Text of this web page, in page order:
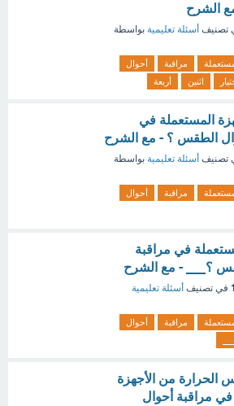
الشرح
تصنيف أسئلة تعليمية بواسطة
مراقبة
أحوال
اثنين أربعة
المستعملة في
الطقس ؟ - مع الشرح
تصنيف أسئلة تعليمية بواسطة
مراقبة
أحوال
في مراقبة
؟___ - مع الشرح
في تصنيف أسئلة تعليمية
مراقبة
أحوال
الحرارة من الأجهزة
مراقبة أحوال